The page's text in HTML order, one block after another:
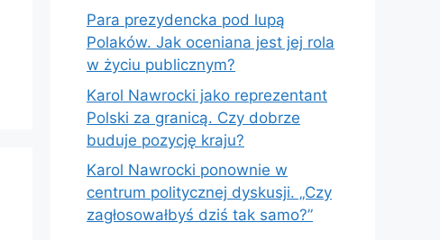
Para prezydencka pod lupą
Polaków. Jak oceniana jest jej rola
w życiu publicznym?
Karol Nawrocki jako reprezentant
Polski za granicą. Czy dobrze
buduje pozycję kraju?
Karol Nawrocki ponownie w
centrum politycznej dyskusji. „Czy
zagłosowałbyś dziś tak samo?”